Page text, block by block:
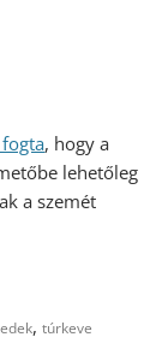
, hogy a
lehetőleg
a szemét
,túrkeve